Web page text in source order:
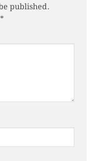
published.
*